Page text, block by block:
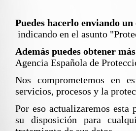
Puedes hacerlo enviando
indicando en el asunto
Además puedes obtener
Agencia Española de
Nos comprometemos en
servicios, procesos y la
Por eso actualizaremos
su disposición para